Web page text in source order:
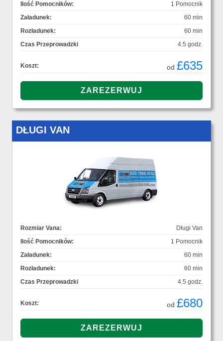
Ilość Pomocników:
1 Pomocnik
Załadunek:
60 min
Rozładunek:
60 min
Czas Przeprowadzki
4.5 godz.
Koszt: od £635
DŁUGI VAN
Rozmiar Vana:
Długi Van
Ilość Pomocników:
1 Pomocnik
Załadunek:
60 min
Rozładunek:
60 min
Czas Przeprowadzki
4.5 godz.
Koszt: od £680